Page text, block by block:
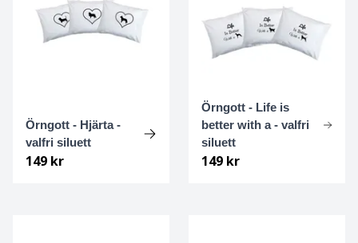
Örngott - Hjärta -
valfri siluett
149 kr
Örngott - Life is
better with a - valfri
siluett
149 kr
Eurasier
Finsk spets